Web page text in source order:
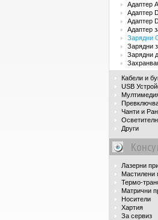
Адаптер
Адаптер
Адаптер
Адаптер
Зарядни
Зарядни
Зарядни
Кабели и
USB
Чанти и
Други
Лазерни
Мастилени
Термо-
Матрични
Носители
Хартия
За сервиз